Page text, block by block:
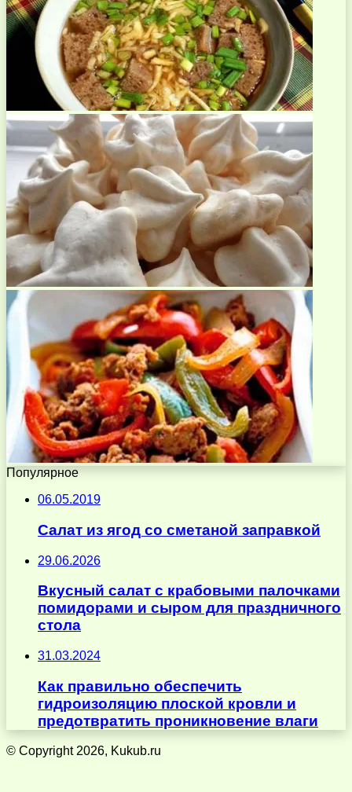
Популярное
06.05.2019
Салат из ягод со сметаной заправкой
29.06.2026
Вкусный салат с крабовыми палочками
помидорами и сыром для праздничного
стола
31.03.2024
Как правильно обеспечить
гидроизоляцию плоской кровли и
предотвратить проникновение влаги
© Copyright 2026, Kukub.ru